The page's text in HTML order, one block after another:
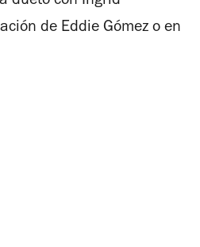
de Eddie Gómez o en